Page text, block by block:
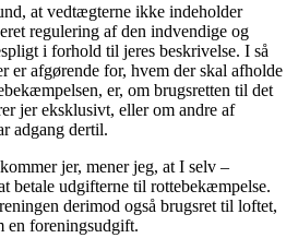
at vedtægterne ikke indeholder
regulering af den indvendige og
i forhold til jeres beskrivelse. I så
er afgørende for, hvem der skal afholde
er, om brugsretten til det
jer eksklusivt, eller om andre af
adgang dertil.
jer, mener jeg, at I selv –
betale udgifterne til rottebekæmpelse.
derimod også brugsret til loftet,
en foreningsudgift.